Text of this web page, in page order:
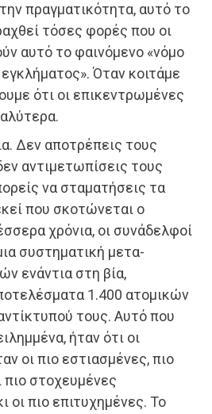
πραγματικότητα, αυτό το
τόσες φορές που οι
αυτό το φαινόμενο «νόμο
Όταν κοιτάμε
ότι οι επικεντρωμένες
Δεν αποτρέπεις τους
αντιμετωπίσεις τους
να σταματήσεις τα
που σκοτώνεται ο
χρόνια, οι συνάδελφοί
συστηματική μετα-
ενάντια στη βία,
1.400 ατομικών
τους. Αυτό που
ήταν ότι οι
οι πιο εστιασμένες, πιο
πιο στοχευμένες
οι πιο επιτυχημένες. To